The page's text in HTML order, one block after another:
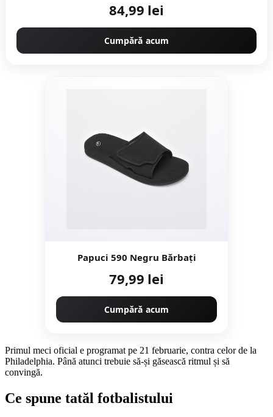
84,99 lei
Cumpără acum
Papuci 590 Negru Bărbați
79,99 lei
Cumpără acum
Primul meci oficial e programat pe 21 februarie, contra celor de la
Philadelphia. Până atunci trebuie să-și găsească ritmul și să
convingă.
Ce spune tatăl fotbalistului